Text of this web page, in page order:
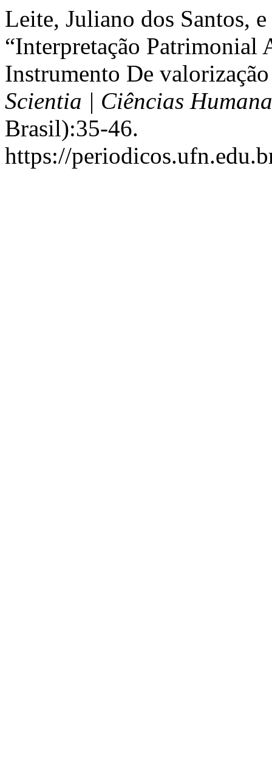
Leite, Juliano dos Santos,
“Interpretação Patrimonial
Instrumento De
Scientia | Ciências
Brasil):35-46.
https://